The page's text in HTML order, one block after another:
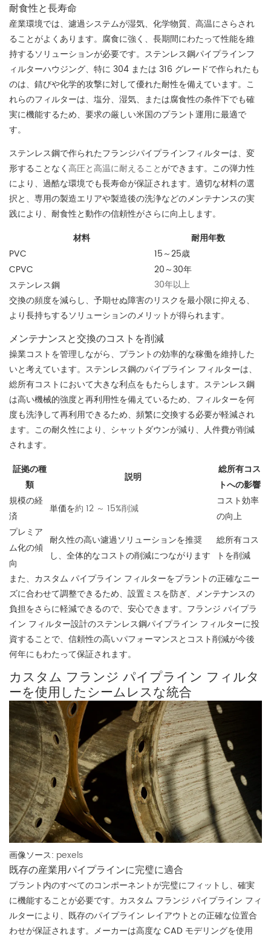
耐食性と長寿命
産業環境では、濾過システムが湿気、化学物質、高温にさらされ
ることがよくあります。腐食に強く、長期間にわたって性能を維
持するソリューションが必要です。ステンレス鋼パイプラインフ
ィルターハウジング、特に 304 または 316 グレードで作られたも
のは、錆びや化学的攻撃に対して優れた耐性を備えています。こ
れらのフィルターは、塩分、湿気、または腐食性の条件下でも確
実に機能するため、要求の厳しい米国のプラント運用に最適で
す。
ステンレス鋼で作られたフランジパイプラインフィルターは、変
形することなく高圧と高温に耐えることができます。この弾力性
により、過酷な環境でも長寿命が保証されます。適切な材料の選
択と、専用の製造エリアや製造後の洗浄などのメンテナンスの実
践により、耐食性と動作の信頼性がさらに向上します。
材料
耐用年数
PVC
15～25歳
CPVC
20～30年
ステンレス鋼
30年以上
交換の頻度を減らし、予期せぬ障害のリスクを最小限に抑える、
より長持ちするソリューションのメリットが得られます。
メンテナンスと交換のコストを削減
操業コストを管理しながら、プラントの効率的な稼働を維持した
いと考えています。ステンレス鋼のパイプライン フィルターは、
総所有コストにおいて大きな利点をもたらします。ステンレス鋼
は高い機械的強度と再利用性を備えているため、フィルターを何
度も洗浄して再利用できるため、頻繁に交換する必要が軽減され
ます。この耐久性により、シャットダウンが減り、人件費が削減
されます。
証拠の種
類
説明
総所有コス
トへの影響
規模の経
済
単価を約 12 ～ 15%削減
コスト効率
の向上
プレミア
ム化の傾
向
耐久性の高い濾過ソリューションを推奨
し、全体的なコストの削減につながります
総所有コス
トを削減
また、カスタム パイプライン フィルターをプラントの正確なニー
ズに合わせて調整できるため、設置ミスを防ぎ、メンテナンスの
負担をさらに軽減できるので、安心できます。フランジ パイプラ
イン フィルター設計のステンレス鋼パイプライン フィルターに投
資することで、信頼性の高いパフォーマンスとコスト削減が今後
何年にもわたって保証されます。
カスタム フランジ パイプライン フィルタ
ーを使用したシームレスな統合
画像ソース: pexels
既存の産業用パイプラインに完璧に適合
プラント内のすべてのコンポーネントが完璧にフィットし、確実
に機能することが必要です。カスタム フランジ パイプライン フィ
ルターにより、既存のパイプライン レイアウトとの正確な位置合
わせが保証されます。メーカーは高度な CAD モデリングを使用